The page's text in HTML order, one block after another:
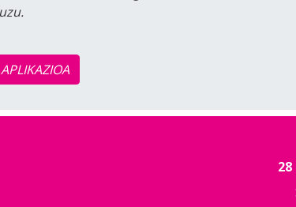
APLIKAZIOA